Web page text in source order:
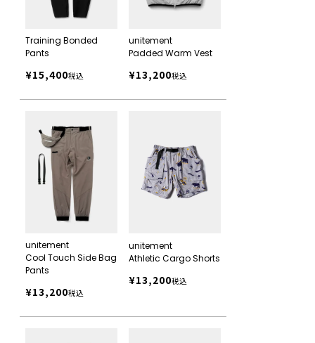
Training Bonded
Pants
¥15,400税込
unitement
Padded Warm Vest
¥13,200税込
unitement
Cool Touch Side Bag
Pants
¥13,200税込
unitement
Athletic Cargo Shorts
¥13,200税込